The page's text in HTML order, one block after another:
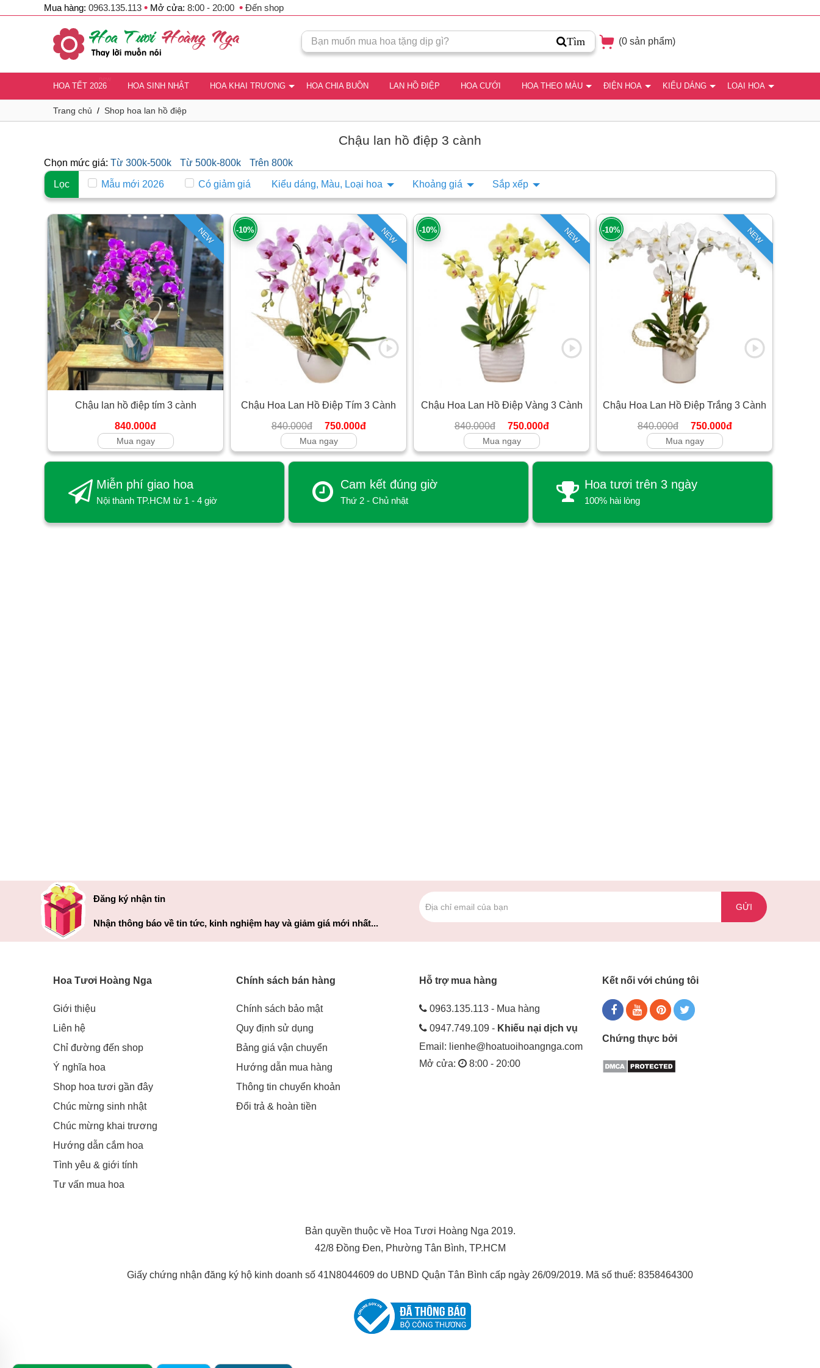
Mua hàng: 0963.135.113 • Mở cửa: 8:00 - 20:00 • Đến shop
Tìm (0 sản phẩm)
HOA TẾT 2026 HOA SINH NHẬT HOA KHAI TRƯƠNG HOA CHIA BUỒN LAN HỒ ĐIỆP HOA CƯỚI HOA THEO MÀU ĐIỆN HOA KIỂU DÁNG LOẠI HOA
Trang chủ / Shop hoa lan hồ điệp
Chậu lan hồ điệp 3 cành
Chọn mức giá: Từ 300k-500k Từ 500k-800k Trên 800k
Lọc Mẫu mới 2026 Có giảm giá Kiểu dáng, Màu, Loại hoa Khoảng giá Sắp xếp
NEW
Chậu lan hồ điệp tím 3 cành
840.000đ
Mua ngay
NEW
-10%
Chậu Hoa Lan Hồ Điệp Tím 3 Cành
840.000đ
750.000đ
Mua ngay
NEW
-10%
Chậu Hoa Lan Hồ Điệp Vàng 3 Cành
840.000đ
750.000đ
Mua ngay
NEW
-10%
Chậu Hoa Lan Hồ Điệp Trắng 3 Cành
840.000đ
750.000đ
Mua ngay
Miễn phí giao hoa
Nội thành TP.HCM từ 1 - 4 giờ
Cam kết đúng giờ
Thứ 2 - Chủ nhật
Hoa tươi trên 3 ngày
100% hài lòng
Đăng ký nhận tin
Nhận thông báo về tin tức, kinh nghiệm hay và giảm giá mới nhất...
GỬI
Hoa Tươi Hoàng Nga
Giới thiệu
Liên hệ
Chỉ đường đến shop
Ý nghĩa hoa
Shop hoa tươi gần đây
Chúc mừng sinh nhật
Chúc mừng khai trương
Hướng dẫn cắm hoa
Tình yêu & giới tính
Tư vấn mua hoa
Chính sách bán hàng
Chính sách bảo mật
Quy định sử dụng
Bảng giá vận chuyển
Hướng dẫn mua hàng
Thông tin chuyển khoản
Đổi trả & hoàn tiền
Hỗ trợ mua hàng
0963.135.113 - Mua hàng
0947.749.109 - Khiếu nại dịch vụ
Email: lienhe@hoatuoihoangnga.com
Mở cửa:
8:00 - 20:00
Kết nối với chúng tôi
Chứng thực bởi
Bản quyền thuộc về Hoa Tươi Hoàng Nga 2019.
42/8 Đồng Đen, Phường Tân Bình, TP.HCM
Giấy chứng nhận đăng ký hộ kinh doanh số 41N8044609 do UBND Quận Tân Bình cấp ngày 26/09/2019. Mã số thuế: 8358464300